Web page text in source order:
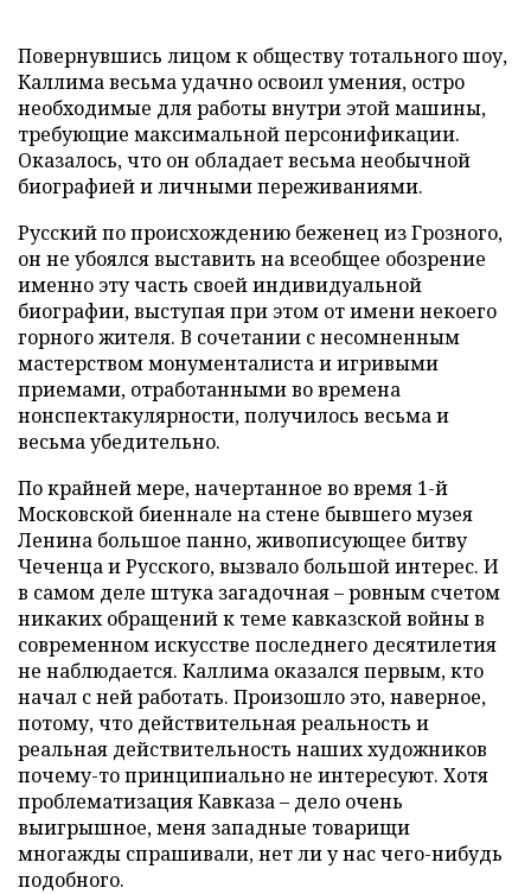
Повернувшись лицом к обществу тотального шоу,
Каллима весьма удачно освоил умения, остро
необходимые для работы внутри этой машины,
требующие максимальной персонификации.
Оказалось, что он обладает весьма необычной
биографией и личными переживаниями.
Русский по происхождению беженец из Грозного,
он не убоялся выставить на всеобщее обозрение
именно эту часть своей индивидуальной
биографии, выступая при этом от имени некоего
горного жителя. В сочетании с несомненным
мастерством монументалиста и игривыми
приемами, отработанными во времена
нонспектакулярности, получилось весьма и
весьма убедительно.
По крайней мере, начертанное во время 1-й
Московской биеннале на стене бывшего музея
Ленина большое панно, живописующее битву
Чеченца и Русского, вызвало большой интерес. И
в самом деле штука загадочная – ровным счетом
никаких обращений к теме кавказской войны в
современном искусстве последнего десятилетия
не наблюдается. Каллима оказался первым, кто
начал с ней работать. Произошло это, наверное,
потому, что действительная реальность и
реальная действительность наших художников
почему-то принципиально не интересуют. Хотя
проблематизация Кавказа – дело очень
выигрышное, меня западные товарищи
многажды спрашивали, нет ли у нас чего-нибудь
подобного.